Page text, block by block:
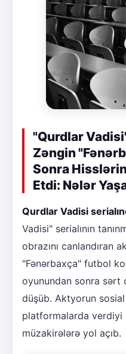
"Qurdlar
Zəngin
Sonra
Etdi: Nələr
Qurdlar Vadisi
Vadisi" serialının
obrazını canlandıran
"Fənərbaxça" futbol
oyunundan sonra sərt
düşüb. Aktyorun
platformalarda verdiyi
müzakirələrə yol açıb.